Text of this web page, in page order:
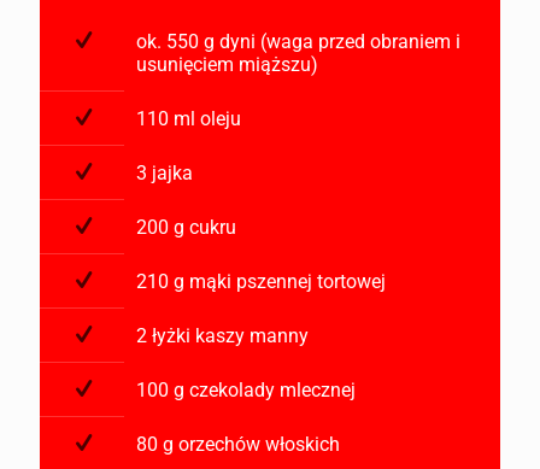
ok. 550 g dyni (waga przed obraniem i
usunięciem miąższu)
110 ml oleju
3 jajka
200 g cukru
210 g mąki pszennej tortowej
2 łyżki kaszy manny
100 g czekolady mlecznej
80 g orzechów włoskich